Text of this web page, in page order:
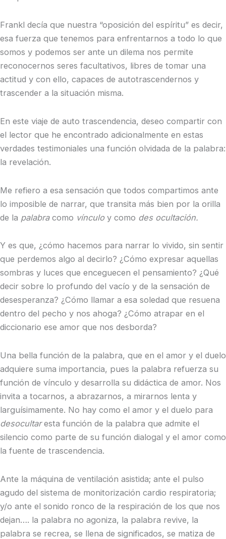
Frankl decía que nuestra “oposición del espíritu” es decir,
esa fuerza que tenemos para enfrentarnos a todo lo que
somos y podemos ser ante un dilema nos permite
reconocernos seres facultativos, libres de tomar una
actitud y con ello, capaces de autotrascendernos y
trascender a la situación misma.
En este viaje de auto trascendencia, deseo compartir con
el lector que he encontrado adicionalmente en estas
verdades testimoniales una función olvidada de la palabra:
la revelación.
Me refiero a esa sensación que todos compartimos ante
lo imposible de narrar, que transita más bien por la orilla
de la palabra como vínculo y como des ocultación.
Y es que, ¿cómo hacemos para narrar lo vivido, sin sentir
que perdemos algo al decirlo? ¿Cómo expresar aquellas
sombras y luces que enceguecen el pensamiento? ¿Qué
decir sobre lo profundo del vacío y de la sensación de
desesperanza? ¿Cómo llamar a esa soledad que resuena
dentro del pecho y nos ahoga? ¿Cómo atrapar en el
diccionario ese amor que nos desborda?
Una bella función de la palabra, que en el amor y el duelo
adquiere suma importancia, pues la palabra refuerza su
función de vínculo y desarrolla su didáctica de amor. Nos
invita a tocarnos, a abrazarnos, a mirarnos lenta y
larguísimamente. No hay como el amor y el duelo para
desocultaresta función de la palabra que admite el
silencio como parte de su función dialogal y el amor como
la fuente de trascendencia.
Ante la máquina de ventilación asistida; ante el pulso
agudo del sistema de monitorización cardio respiratoria;
y/o ante el sonido ronco de la respiración de los que nos
dejan…. la palabra no agoniza, la palabra revive, la
palabra se recrea, se llena de significados, se matiza de